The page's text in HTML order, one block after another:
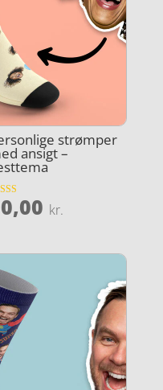
strømper
ansigt –
kr.